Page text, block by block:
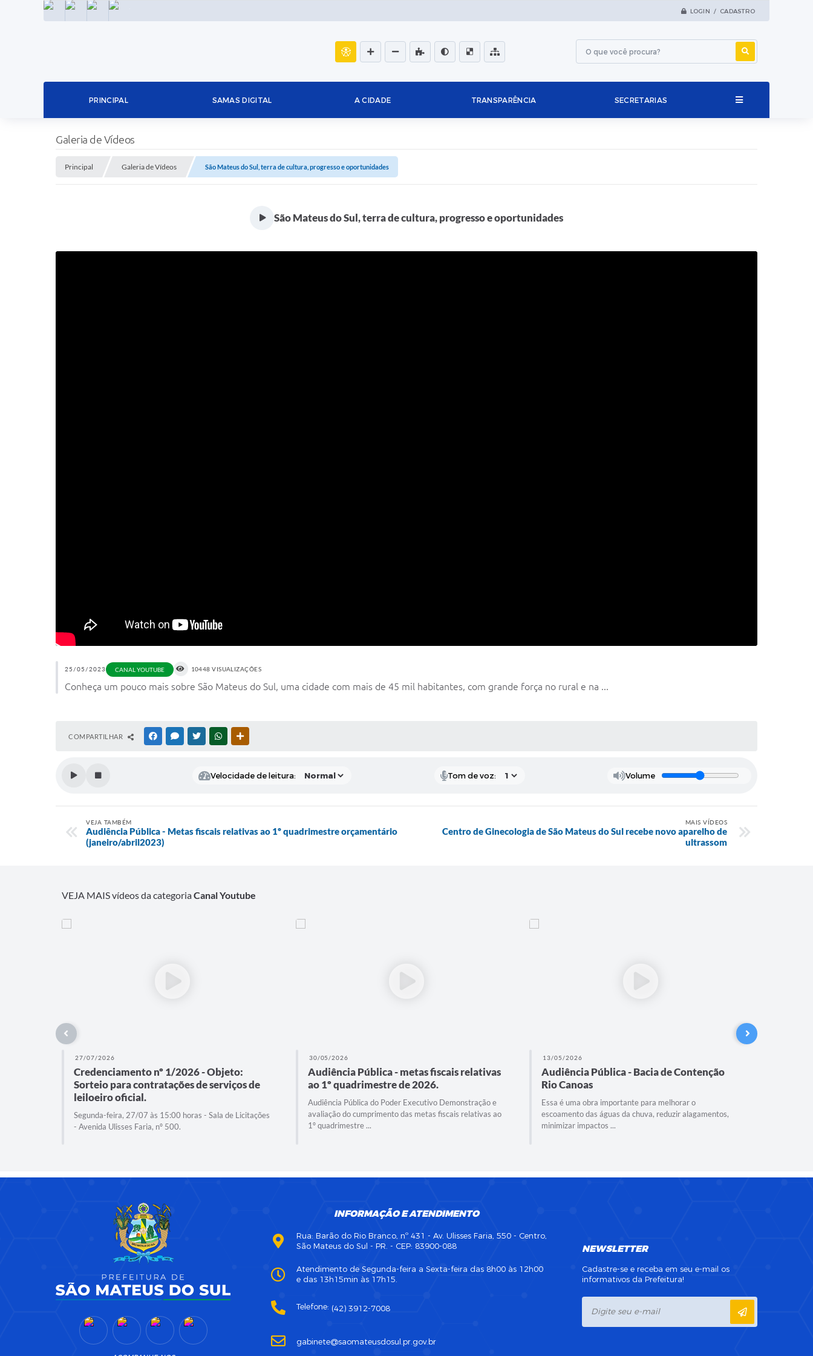
LOGIN / CADASTRO
INSTAGRAMFACEBOOKLINKEDIN
PRINCIPAL SAMAS DIGITAL A CIDADE TRANSPARÊNCIA SECRETARIAS
Galeria de Vídeos
Principal Galeria de Vídeos São Mateus do Sul, terra de cultura, progresso e oportunidades
São Mateus do Sul, terra de cultura, progresso e oportunidades
25/05/2023 CANAL YOUTUBE 10448 VISUALIZAÇÕES
Conheça um pouco mais sobre São Mateus do Sul, uma cidade com mais de 45 mil habitantes, com grande força no rural e na ...
COMPARTILHAR FACEBOOKMESSENGER
TWITTERWHATSAPP
Velocidade de leitura: Tom de voz: Volume
VEJA TAMBÉM
Audiência Pública - Metas fiscais relativas ao 1º quadrimestre orçamentário
(janeiro/abril2023)
MAIS VÍDEOS
Centro de Ginecologia de São Mateus do Sul recebe novo aparelho de
ultrassom
VEJA MAIS vídeos da categoriaCanal Youtube
27/07/2026
Credenciamento nº 1/2026 - Objeto:
Sorteio para contratações de serviços de
leiloeiro oficial.
Segunda-feira, 27/07 às 15:00 horas - Sala de Licitações
- Avenida Ulisses Faria, nº 500.
30/05/2026
Audiência Pública - metas fiscais relativas
ao 1º quadrimestre de 2026.
Audiência Pública do Poder Executivo Demonstração e
avaliação do cumprimento das metas fiscais relativas ao
1º quadrimestre ...
13/05/2026
Audiência Pública - Bacia de Contenção
Rio Canoas
Essa é uma obra importante para melhorar o
escoamento das águas da chuva, reduzir alagamentos,
minimizar impactos ...
INFORMAÇÃO E ATENDIMENTO
Rua: Barão do Rio Branco, nº 431 - Av. Ulisses Faria, 550 - Centro,
São Mateus do Sul - PR. - CEP: 83900-088
Atendimento de Segunda-feira a Sexta-feira das 8h00 às 12h00
e das 13h15min às 17h15.
Telefone: (42) 3912-7008
gabinete@saomateusdosul.pr.gov.br
NEWSLETTER
Cadastre-se e receba em seu e-mail os
informativos da Prefeitura!